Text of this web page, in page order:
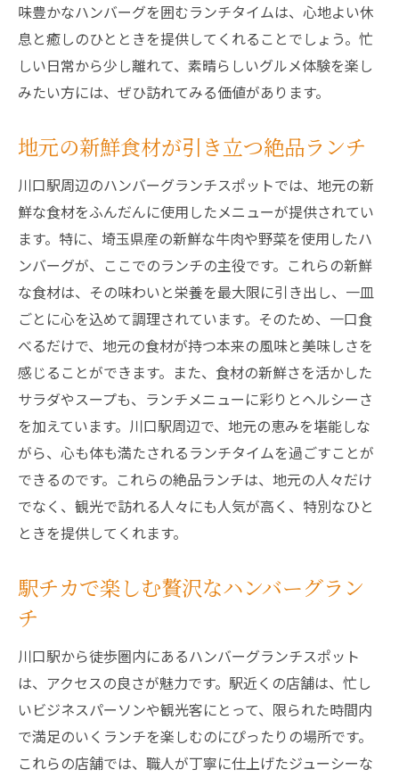
駅近でアクセス抜群のハンバーグ店
リピーター続出の魅力とは？
ランチタイムを彩る新定番スポット
落ち着いた雰囲気で楽しむ川口駅のハンバーグ
ランチ
ゆったり過ごせるリラックス空間
静かで落ち着いた店内の魅力
仕事帰りにも寄りたい癒しの場
カップルにおすすめのデートスポット
友人と気軽にランチを楽しむ
川口駅ランチで過ごす贅沢なひととき
ジューシーな肉汁が溢れる川口駅のランチを堪
能
肉汁たっぷりのハンバーグの秘密
くちどけの良い絶品ミートの楽しみ方
肉の旨みが凝縮されたランチメニュー
川口駅で味わう最高のジューシーハンバー
グ
お腹も心も満たすハンバーグの魅力
グルメが集う注目のランチスポット
川口駅のハンバーグが支持される理由
ランチメニューで楽しむ多彩な味わい
美食家が選ぶおすすめハンバーグ店
味豊かなハンバーグを囲むランチタイムは、心地よい休
息と癒しのひとときを提供してくれることでしょう。忙
しい日常から少し離れて、素晴らしいグルメ体験を楽し
みたい方には、ぜひ訪れてみる価値があります。
地元の新鮮食材が引き立つ絶品ランチ
川口駅周辺のハンバーグランチスポットでは、地元の新
鮮な食材をふんだんに使用したメニューが提供されてい
ます。特に、埼玉県産の新鮮な牛肉や野菜を使用したハ
ンバーグが、ここでのランチの主役です。これらの新鮮
な食材は、その味わいと栄養を最大限に引き出し、一皿
ごとに心を込めて調理されています。そのため、一口食
べるだけで、地元の食材が持つ本来の風味と美味しさを
感じることができます。また、食材の新鮮さを活かした
サラダやスープも、ランチメニューに彩りとヘルシーさ
を加えています。川口駅周辺で、地元の恵みを堪能しな
がら、心も体も満たされるランチタイムを過ごすことが
できるのです。これらの絶品ランチは、地元の人々だけ
でなく、観光で訪れる人々にも人気が高く、特別なひと
ときを提供してくれます。
駅チカで楽しむ贅沢なハンバーグラン
チ
川口駅から徒歩圏内にあるハンバーグランチスポット
は、アクセスの良さが魅力です。駅近くの店舗は、忙し
いビジネスパーソンや観光客にとって、限られた時間内
で満足のいくランチを楽しむのにぴったりの場所です。
これらの店舗では、職人が丁寧に仕上げたジューシーな